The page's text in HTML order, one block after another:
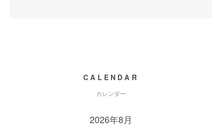
CALENDAR
カレンダー
2026年8月